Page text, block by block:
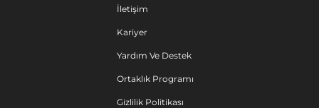
İletişim
Kariyer
Yardım Ve Destek
Ortaklık Programı
Gizlilik Politikası